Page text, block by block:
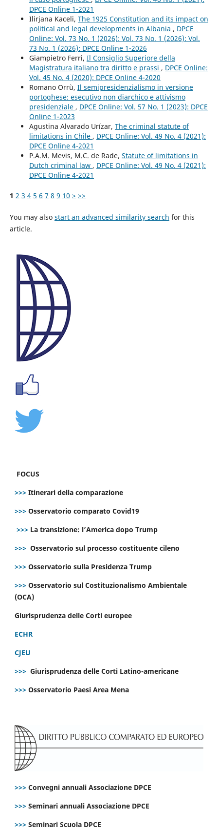
DPCE Online 1-2021
Ilirjana Kaceli, The 1925 Constitution and its impact on
political and legal developments in Albania , DPCE
Online: Vol. 73 No. 1 (2026): Vol. 73 No. 1 (2026): Vol.
73 No. 1 (2026): DPCE Online 1-2026
Giampietro Ferri, Il Consiglio Superiore della
Magistratura italiano tra diritto e prassi , DPCE Online:
Vol. 45 No. 4 (2020): DPCE Online 4-2020
Romano Orrù, Il semipresidenzialismo in versione
portoghese: esecutivo non diarchico e attivismo
presidenziale , DPCE Online: Vol. 57 No. 1 (2023): DPCE
Online 1-2023
Agustina Alvarado Urízar, The criminal statute of
limitations in Chile , DPCE Online: Vol. 49 No. 4 (2021):
DPCE Online 4-2021
P.A.M. Mevis, M.C. de Rade, Statute of limitations in
Dutch criminal law , DPCE Online: Vol. 49 No. 4 (2021):
DPCE Online 4-2021
1 2 3 4 5 6 7 8 9 10 > >>
You may also start an advanced similarity search for this
article.
FOCUS
>>> Itinerari della comparazione
>>> Osservatorio comparato Covid19
>>> La transizione: l’America dopo Trump
>>> Osservatorio sul processo costituente cileno
>>> Osservatorio sulla Presidenza Trump
>>> Osservatorio sul Costituzionalismo Ambientale
(OCA)
Giurisprudenza delle Corti europee
ECHR
CJEU
>>> Giurisprudenza delle Corti Latino-americane
>>> Osservatorio Paesi Area Mena
>>> Convegni annuali Associazione DPCE
>>> Seminari annuali Associazione DPCE
>>> Seminari Scuola DPCE